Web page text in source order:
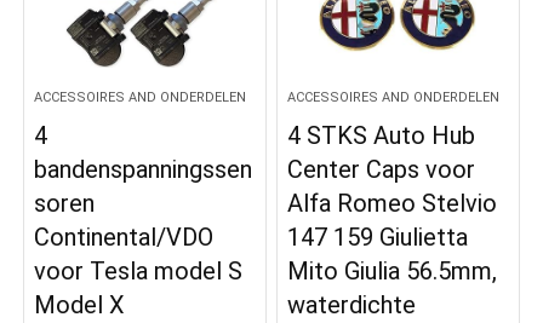
ACCESSOIRES AND ONDERDELEN
4
bandenspanningssen
soren
Continental/VDO
voor Tesla model S
Model X
ACCESSOIRES AND ONDERDELEN
4 STKS Auto Hub
Center Caps voor
Alfa Romeo Stelvio
147 159 Giulietta
Mito Giulia 56.5mm,
waterdichte